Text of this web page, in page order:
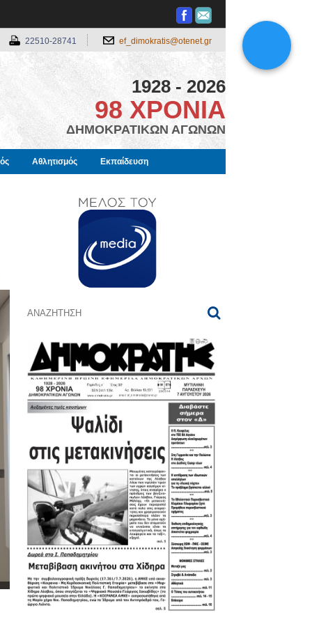
22510-28741 ef_dimokratis@otenet.gr
1928 - 2026
98 ΧΡΟΝΙΑ
ΔΗΜΟΚΡΑΤΙΚΩΝ ΑΓΩΝΩΝ
Αθλητισμός Εκπαίδευση